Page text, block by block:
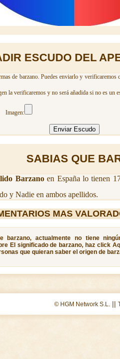
ESCUDO DEL
de barzano. Puedes enviarlo y
la verificaremos y no será añadida si no es un
Imagen:
SABIAS QUE
Barzanoen España lo tienen
y Nadie en ambos apellidos.
MAS
barzano, actualmente no tiene
El significado de barzano, haz click
que quieran saber el origen de
© HGM Network S.L. ||